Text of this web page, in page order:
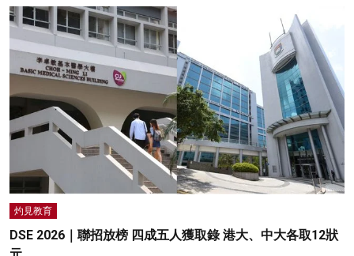
灼見教育
DSE 2026｜聯招放榜 四成五人獲取錄 港大、中大各取12狀